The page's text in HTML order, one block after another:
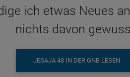
ich etwas Neues
nichts davon
JESAJA 48 IN DER GNB LESEN